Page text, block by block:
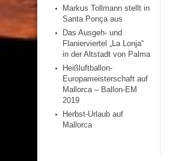
Markus Tollmann stellt in
Santa Ponça aus
Das Ausgeh- und
Flanierviertel „La Lonja“
in der Altstadt von Palma
Heißluftballon-
Europameisterschaft auf
Mallorca – Ballon-EM
2019
Herbst-Urlaub auf
Mallorca